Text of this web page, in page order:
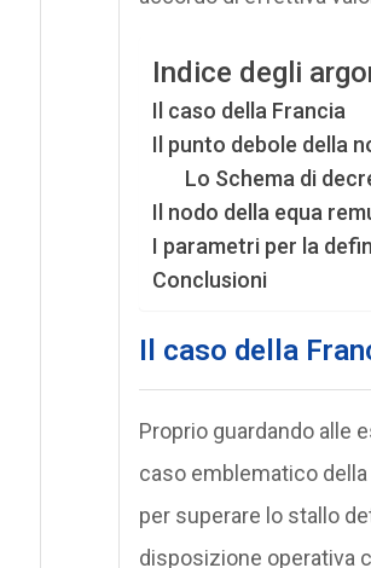
Indice degli
Il caso della Francia
Il punto debole della
Lo Schema di
Il nodo della equa
I parametri per la
Conclusioni
Il caso della
Proprio guardando alle
caso emblematico della
per superare lo stallo
disposizione operativa